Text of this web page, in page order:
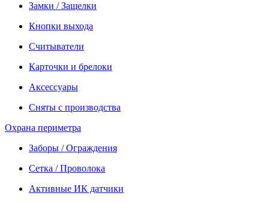
Замки / Защелки
Кнопки выхода
Считыватели
Карточки и брелоки
Аксессуары
Сняты с производства
Охрана периметра
Заборы / Ограждения
Сетка / Проволока
Активные ИК датчики